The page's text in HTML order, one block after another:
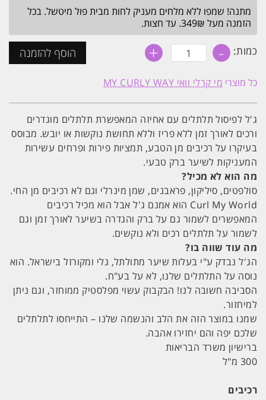
מתנה! שמפו ללא מלחים מעניק לחות מבית פול מיטשל. בכל
הזמנה מעל 349₪. עד חצות.
כמות: - כמות
של
My
World
לפיסול
תלתלים
יציבים
MY
CURLY
WAY
מי
קרלי
וואי
+ הוסף להזמנה
כל מוצרי מי קרלי וואי MY CURLY WAY
ג'ל לפיסול תלתלים עם אחיזה המאפשרת תלתלים מוגדרים
ורכים לאורך זמן ללא פריז וללא תחושת נוקשות או יובש. מבוסס
בעיקרו על רכיבים מן הטבע, תמציות פירות ופרחים עשירות
המעניקות לשיער ברק טבעי.
מה הוא לא מכיל?
סולפטים, סיליקון, פראבנים, שמן מינרלי וגם לא רכיבים מן החי.
Curl My World הוא אמנם ג'ל אבל הוא מכיל רכיבים
המאפשרים לשמור גם על ברק והגדרה בשיער לאורך זמן וגם
לשמור על תלתלים רכים ולא נוקשים.
מה עוד שווה בו?
הג'ל נבדק ע"י בעלות שיער מתולתל, גלי ומקורזל בישראל. הוא
נוסה על התלתלים שלנו, לא על בע"ח.
הסביבה חשובה לנו! הבקבוק עשוי מפלסטיק ממוחזר, וגם ניתן
למיחזור.
שמנו במוצר הזה את הלב והנשמה שלנו – התייחסו לתלתלים
שלכם יפה והם יחזירו אהבה.
ברישיון משרד הבריאות
300 מ"ל
רכיבים